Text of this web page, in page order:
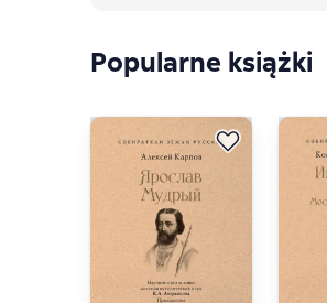
Popularne książki